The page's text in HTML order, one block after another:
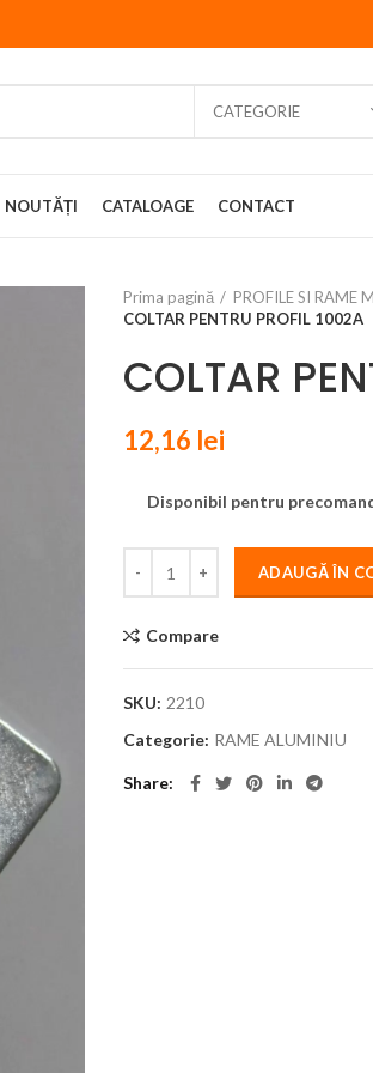
CATEGORIE
NOUTĂȚI CATALOAGE CONTACT
Prima pagină
PROFILE SI RAME
COLTAR PENTRU PROFIL 1002A
COLTAR
12,16 lei
Disponibil pentru
ADAUGĂ ÎN
Compare
SKU: 2210
Categorie: RAME ALUMINIU
Share